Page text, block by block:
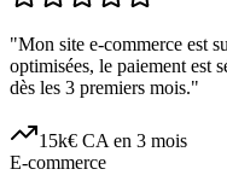
"Mon site e-commerce est
optimisées, le paiement est
dès les 3 premiers mois."
15k€ CA en 3 mois
E-commerce